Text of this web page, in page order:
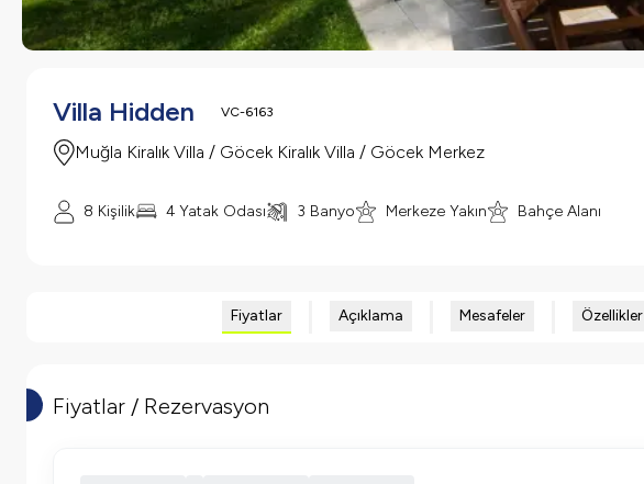
Villa Hidden VC-6163
Muğla Kiralık Villa / Göcek Kiralık Villa / Göcek Merkez
8 Kişilik 4 Yatak Odası 3 Banyo Merkeze Yakın Bahçe Alanı
Fiyatlar Açıklama Mesafeler Özellikler
Fiyatlar / Rezervasyon